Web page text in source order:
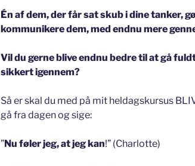
Én af dem, der får sat skub i dine tanker,
kommunikere dem, med endnu mere
Vil du gerne blive endnu bedre til at gå
sikkert igennem?
Så er skal du med på mit heldagskursus
gå fra dagen og sige:
”Nu føler jeg, at jeg kan!” (Charlotte)